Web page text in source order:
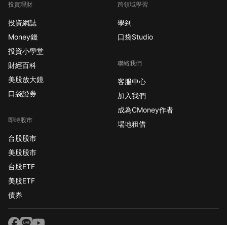
投資理財
投資網誌
Money錢
投資小學堂
財經百科
美股放大鏡
口袋證券
即時股市
台股股市
美股股市
台股ETF
美股ETF
債券
跨領域學習
學到
口袋Studio
聯絡我們
客服中心
加入我們
成為CMoney作者
場地租借